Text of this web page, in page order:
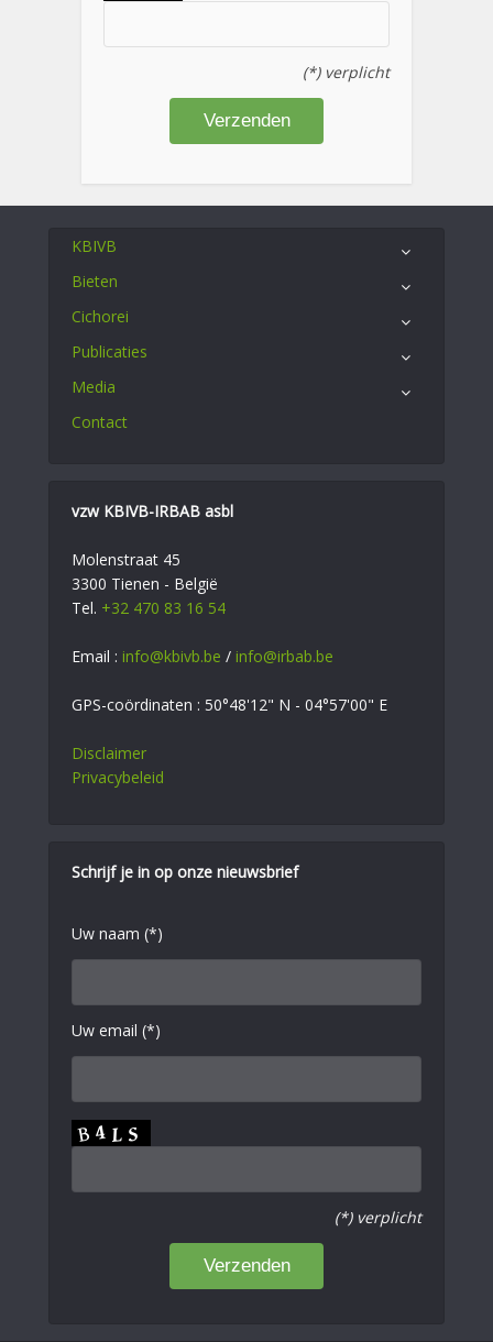
(*) verplicht
KBIVB
Bieten
Cichorei
Publicaties
Media
Contact
vzw KBIVB-IRBAB asbl
Molenstraat 45
3300 Tienen - België
Tel. +32 470 83 16 54
Email : info@kbivb.be / info@irbab.be
GPS-coördinaten : 50°48'12" N - 04°57'00" E
Disclaimer
Privacybeleid
Schrijf je in op onze nieuwsbrief
Uw naam (*)
Uw email (*)
(*) verplicht